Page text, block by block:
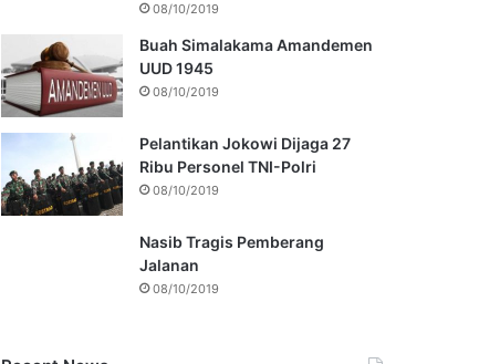
08/10/2019
Buah Simalakama Amandemen
UUD 1945
08/10/2019
Pelantikan Jokowi Dijaga 27
Ribu Personel TNI-Polri
08/10/2019
Nasib Tragis Pemberang
Jalanan
08/10/2019